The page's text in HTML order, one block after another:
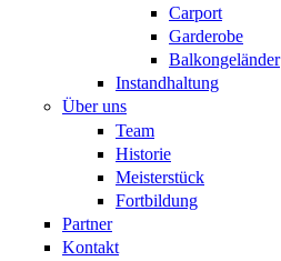
Carport
Garderobe
Balkongeländer
Instandhaltung
Über uns
Team
Historie
Meisterstück
Fortbildung
Partner
Kontakt